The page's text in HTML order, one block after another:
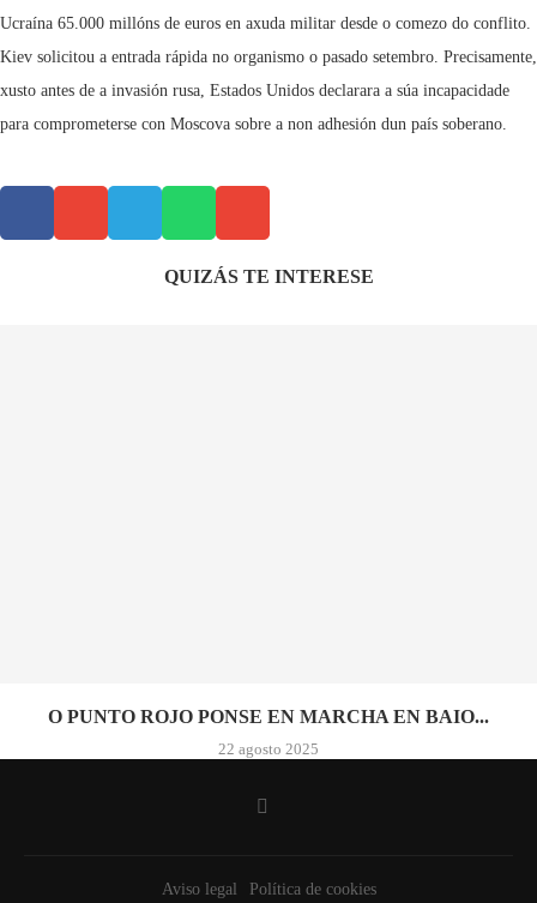
Ucraína 65.000 millóns de euros en axuda militar desde o comezo do conflito.
Kiev solicitou a entrada rápida no organismo o pasado setembro. Precisamente,
xusto antes de a invasión rusa, Estados Unidos declarara a súa incapacidade
para comprometerse con Moscova sobre a non adhesión dun país soberano.
QUIZÁS TE INTERESE
O PUNTO ROJO PONSE EN MARCHA EN BAIO...
22 agosto 2025
Aviso legal Política de cookies